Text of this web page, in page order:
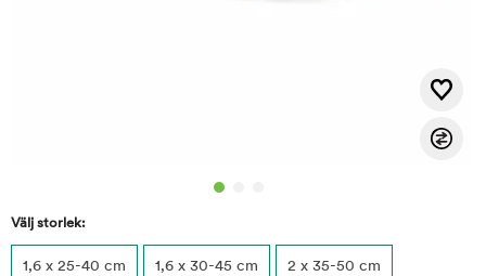
Välj storlek:
1,6 x 25-40 cm 1,6 x 30-45 cm 2 x 35-50 cm